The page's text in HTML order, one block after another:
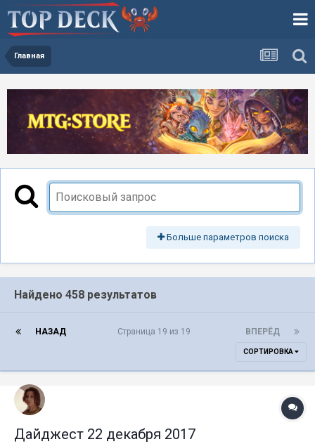
Главная
Больше параметров поиска
Найдено 458 результатов
НАЗАД ВПЕРЁД
Страница 19 из 19
СОРТИРОВКА
Дайджест 22 декабря 2017